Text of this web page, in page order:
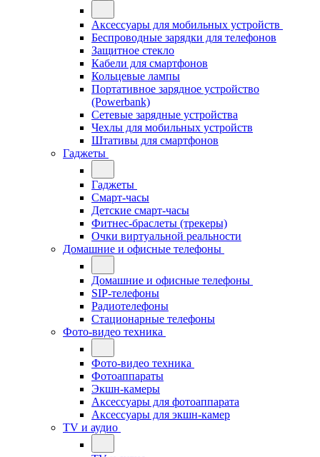
Аксессуары для мобильных устройств
Беспроводные зарядки для телефонов
Защитное стекло
Кабели для смартфонов
Кольцевые лампы
Портативное зарядное устройство
(Powerbank)
Сетевые зарядные устройства
Чехлы для мобильных устройств
Штативы для смартфонов
Гаджеты
Гаджеты
Смарт-часы
Детские смарт-часы
Фитнес-браслеты (трекеры)
Очки виртуальной реальности
Домашние и офисные телефоны
Домашние и офисные телефоны
SIP-телефоны
Радиотелефоны
Стационарные телефоны
Фото-видео техника
Фото-видео техника
Фотоаппараты
Экшн-камеры
Аксессуары для фотоаппарата
Аксессуары для экшн-камер
TV и аудио